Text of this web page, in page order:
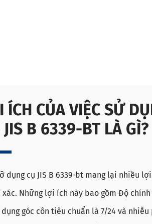
ÍCH CỦA VIỆC SỬ
JIS B 6339-BT LÀ GÌ?
dụng cụ JIS B 6339-bt mang lại nhiều
xác. Những lợi ích này bao gồm Độ
dụng góc côn tiêu chuẩn là 7/24 và